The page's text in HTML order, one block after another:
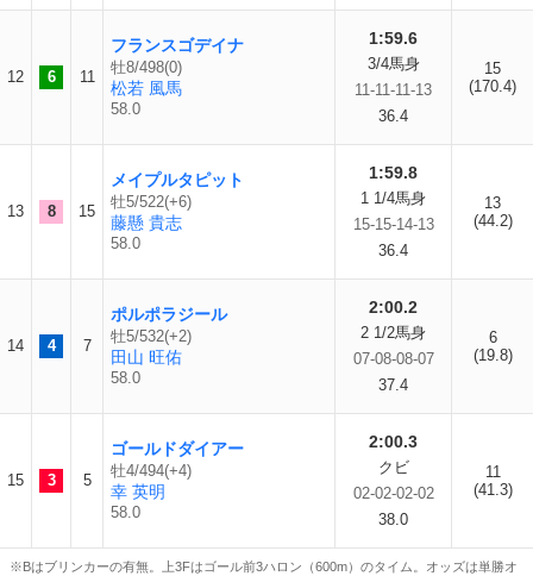
12 6 11
フランスゴデイナ
牡8/498(0)
松若 風馬
58.0
1:59.6
3/4馬身
11-11-11-13
36.4
15
(170.4)
13 8 15
メイプルタピット
牡5/522(+6)
藤懸 貴志
58.0
1:59.8
1 1/4馬身
15-15-14-13
36.4
13
(44.2)
14 4 7
ポルポラジール
牡5/532(+2)
田山 旺佑
58.0
2:00.2
2 1/2馬身
07-08-08-07
37.4
6
(19.8)
15 3 5
ゴールドダイアー
牡4/494(+4)
幸 英明
58.0
2:00.3
クビ
02-02-02-02
38.0
11
(41.3)
※Bはブリンカーの有無。上3Fはゴール前3ハロン（600m）のタイム。オッズは単勝オ